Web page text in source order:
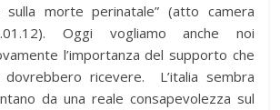
sulla morte perinatale” (atto camera
Oggi vogliamo anche noi
l’importanza del supporto che
dovrebbero ricevere. L’italia sembra
da una reale consapevolezza sul